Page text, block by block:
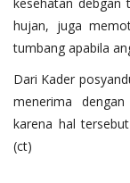
hujan, juga
tumbang apabila
Dari Kader
menerima
karena hal
(ct)